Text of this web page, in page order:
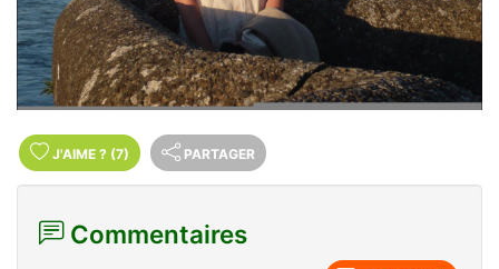
J'AIME ? (7) PARTAGER
Commentaires